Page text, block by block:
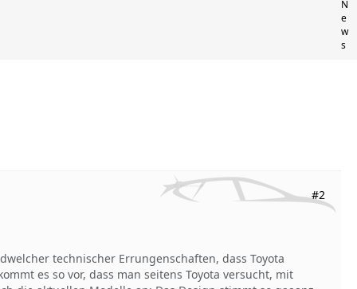
N
e
w
s
#2
technischer Errungenschaften, dass Toyota
es so vor, dass man seitens Toyota versucht, mit